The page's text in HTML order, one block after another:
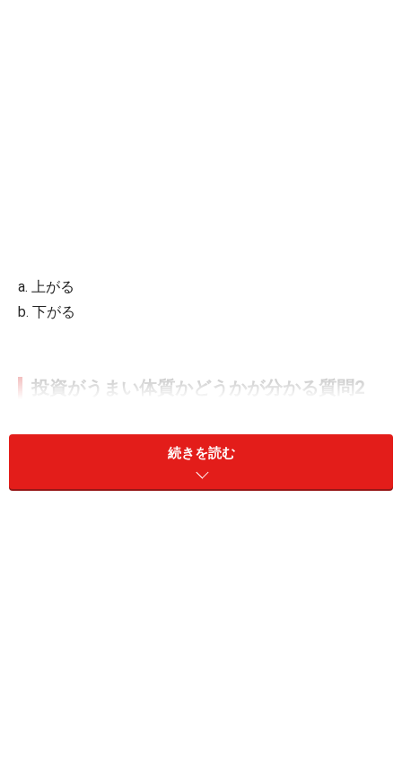
a. 上がる
b. 下がる
投資がうまい体質かどうかが分かる質問2
続きを読む